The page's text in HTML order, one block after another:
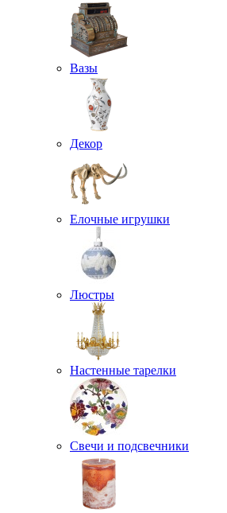
Вазы
Декор
Елочные игрушки
Люстры
Настенные тарелки
Свечи и подсвечники